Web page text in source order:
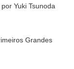
Yuki Tsunoda
Grandes